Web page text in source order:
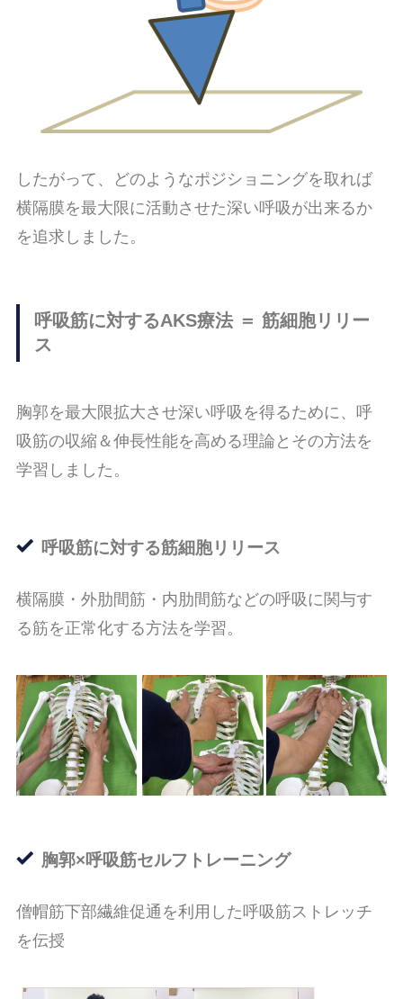
したがって、どのようなポジショニングを取れば
横隔膜を最大限に活動させた深い呼吸が出来るか
を追求しました。
呼吸筋に対するAKS療法 ＝ 筋細胞リリー
ス
胸郭を最大限拡大させ深い呼吸を得るために、呼
吸筋の収縮＆伸長性能を高める理論とその方法を
学習しました。
呼吸筋に対する筋細胞リリース
横隔膜・外肋間筋・内肋間筋などの呼吸に関与す
る筋を正常化する方法を学習。
胸郭×呼吸筋セルフトレーニング
僧帽筋下部繊維促通を利用した呼吸筋ストレッチ
を伝授